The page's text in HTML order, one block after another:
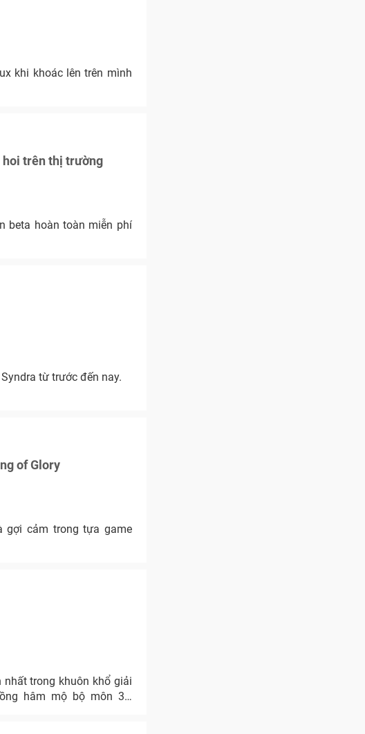
khi khoác lên trên mình
hoi trên thị trường
beta hoàn toàn miễn phí
từ trước đến nay.
of Glory
gợi cảm trong tựa game
trong khuôn khổ giải
hâm mộ bộ môn 3Q